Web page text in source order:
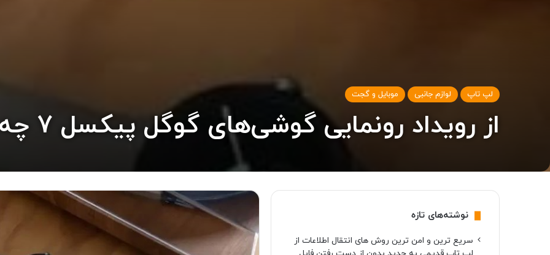
لپ تاپ لوازم جانبی موبایل و گجت
از رویداد رونمایی گوشی‌های گوگل پیکسل ۷ چه انتظاراتی داریم؟
نوشته‌های تازه
سریع ترین و امن ترین روش های انتقال اطلاعات از